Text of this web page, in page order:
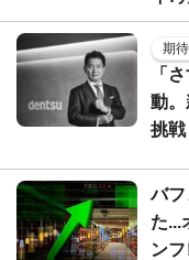
期
「
動
挑戦
バフ
た...
ン